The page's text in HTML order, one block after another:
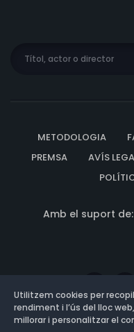
METODOLOGIA
PREMSA
AVÍS
Amb el suport
Utilitzem cookies per
rendiment i l’ús del lloc
millorar i personalitzar el